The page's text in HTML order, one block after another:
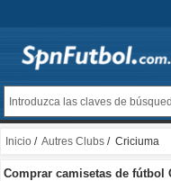
Inicio / Autres Clubs / Criciuma
Comprar camisetas de fútbol